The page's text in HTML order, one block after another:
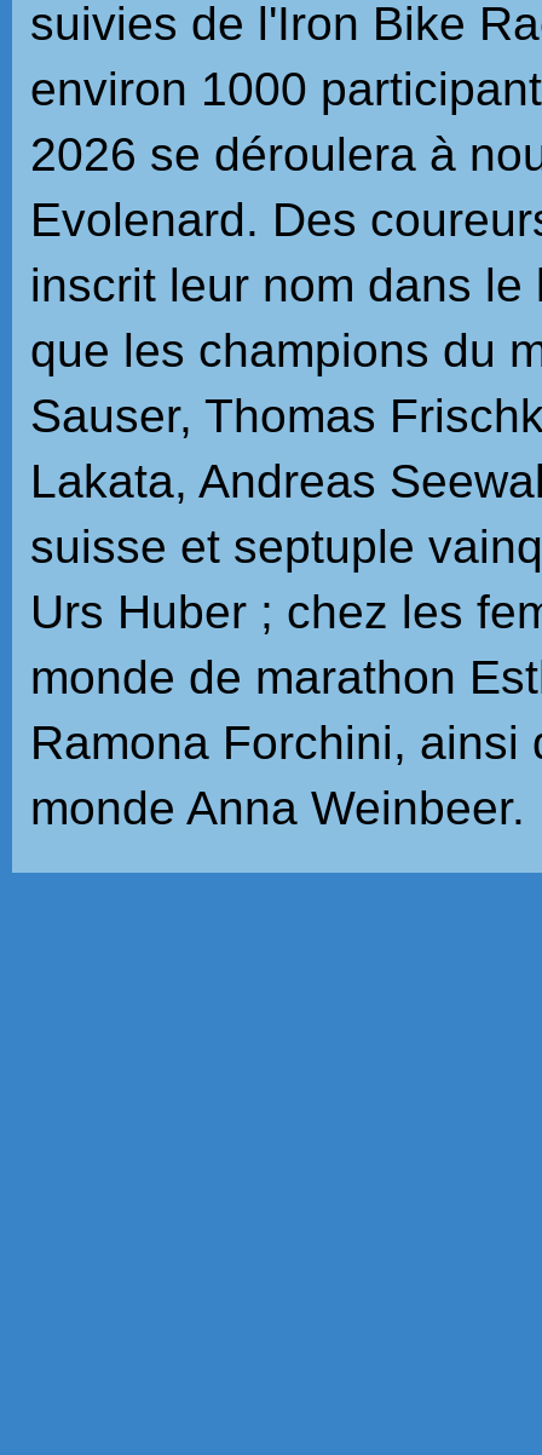
suivies de l'Iron Bike
environ 1000
2026 se déroulera à
Evolenard. Des
inscrit leur nom dans
que les champions du
Sauser, Thomas
Lakata, Andreas
suisse et septuple
Urs Huber ; chez les
monde de marathon
Ramona Forchini,
monde Anna Weinbeer.